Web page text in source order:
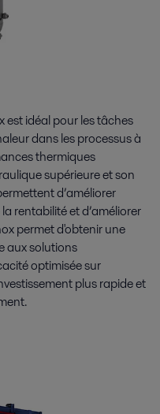
idéal pour les tâches
dans les processus à
thermiques
supérieure et son
d’améliorer
rentabilité et d’améliorer
permet d'obtenir une
aux solutions
optimisée sur
plus rapide et